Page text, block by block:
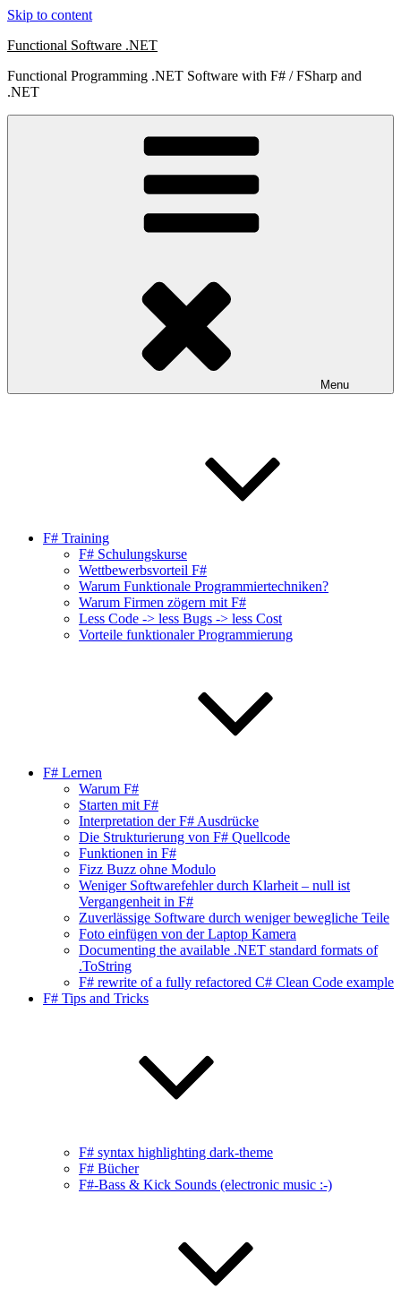
Skip to content
Functional Software .NET
Functional Programming .NET Software with F# / FSharp and
.NET
Menu
F# Training
F# Schulungskurse
Wettbewerbsvorteil F#
Warum Funktionale Programmiertechniken?
Warum Firmen zögern mit F#
Less Code -> less Bugs -> less Cost
Vorteile funktionaler Programmierung
F# Lernen
Warum F#
Starten mit F#
Interpretation der F# Ausdrücke
Die Strukturierung von F# Quellcode
Funktionen in F#
Fizz Buzz ohne Modulo
Weniger Softwarefehler durch Klarheit – null ist
Vergangenheit in F#
Zuverlässige Software durch weniger bewegliche Teile
Foto einfügen von der Laptop Kamera
Documenting the available .NET standard formats of
.ToString
F# rewrite of a fully refactored C# Clean Code example
F# Tips and Tricks
F# syntax highlighting dark-theme
F# Bücher
F#-Bass & Kick Sounds (electronic music :-)